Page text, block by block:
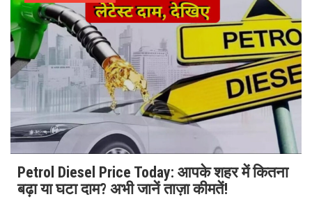
Petrol Diesel Price Today: आपके शहर में कितना
बढ़ा या घटा दाम? अभी जानें ताज़ा कीमतें!